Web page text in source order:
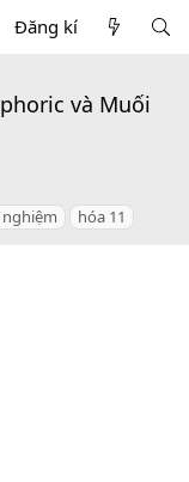
Đăng kí
và Muối
hóa 11